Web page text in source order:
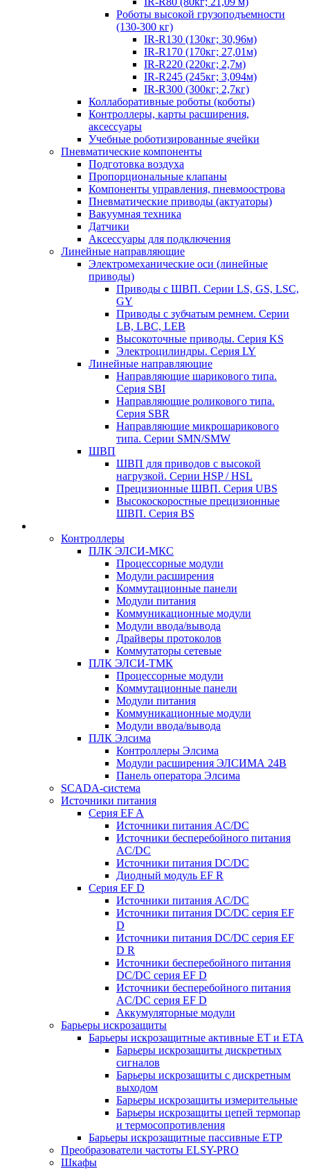
Роботы высокой грузоподъемности
(130-300 кг)
IR-R130 (130кг; 30,96м)
IR-R170 (170кг; 27,01м)
IR-R220 (220кг; 2,7м)
IR-R245 (245кг; 3,094м)
IR-R300 (300кг; 2,7кг)
Коллаборативные роботы (коботы)
Контроллеры, карты расширения,
аксессуары
Учебные роботизированные ячейки
Пневматические компоненты
Подготовка воздуха
Пропорциональные клапаны
Компоненты управления, пневмоострова
Пневматические приводы (актуаторы)
Вакуумная техника
Датчики
Аксессуары для подключения
Линейные направляющие
Электромеханические оси (линейные
приводы)
Приводы с ШВП. Серии LS, GS, LSC,
GY
Приводы с зубчатым ремнем. Серии
LB, LBC, LEB
Высокоточные приводы. Серия KS
Электроцилиндры. Серия LY
Линейные направляющие
Направляющие шарикового типа.
Серия SBI
Направляющие роликового типа.
Серия SBR
Направляющие микрошарикового
типа. Серии SMN/SMW
ШВП
ШВП для приводов с высокой
нагрузкой. Серии HSP / HSL
Прецизионные ШВП. Серия UBS
Высокоскоростные прецизионные
ШВП. Серия BS
Контроллеры
ПЛК ЭЛСИ-МКС
Процессорные модули
Модули расширения
Коммутационные панели
Модули питания
Коммуникационные модули
Модули ввода/вывода
Драйверы протоколов
Коммутаторы сетевые
ПЛК ЭЛСИ-ТМК
Процессорные модули
Коммутационные панели
Модули питания
Коммуникационные модули
Модули ввода/вывода
ПЛК Элсима
Контроллеры Элсима
Модули расширения ЭЛСИМА 24В
Панель оператора Элсима
SCADA-система
Источники питания
Серия EF A
Источники питания AC/DC
Источники бесперебойного питания
AC/DC
Источники питания DC/DC
Диодный модуль EF R
Серия EF D
Источники питания AC/DC
Источники питания DC/DC серия EF
D
Источники питания DC/DC серия EF
D R
Источники бесперебойного питания
DC/DC серия EF D
Источники бесперебойного питания
AC/DC серия EF D
Аккумуляторные модули
Барьеры искрозащиты
Барьеры искрозащитные активные ET и ETA
Барьеры искрозащиты дискретных
сигналов
Барьеры искрозащиты с дискретным
выходом
Барьеры искрозащиты измерительные
Барьеры искрозащиты цепей термопар
и термосопротивления
Барьеры искрозащитные пассивные ЕТР
Преобразователи частоты ELSY-PRO
Шкафы